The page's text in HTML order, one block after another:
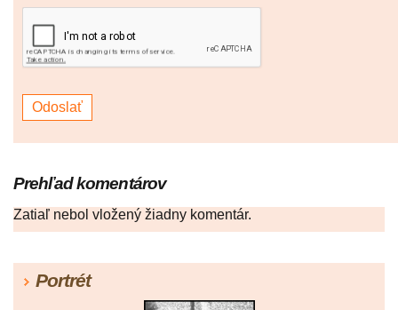
Prehľad komentárov
Zatiaľ nebol vložený žiadny komentár.
Portrét